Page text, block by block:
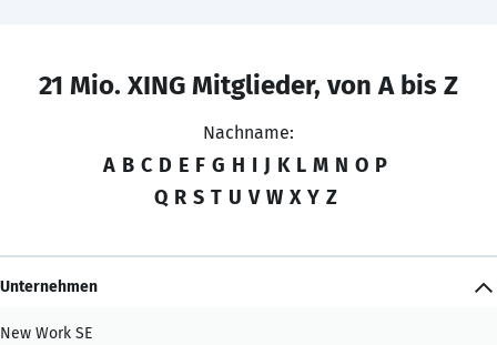
21 Mio. XING Mitglieder, von A bis Z
Nachname:
A B C D E F G H I J K L M N O P
Q R S T U V W X Y Z
Unternehmen
New Work SE